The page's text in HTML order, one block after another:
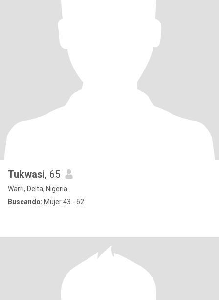
Tukwasi, 65
Warri, Delta, Nigeria
Buscando: Mujer 43 - 62